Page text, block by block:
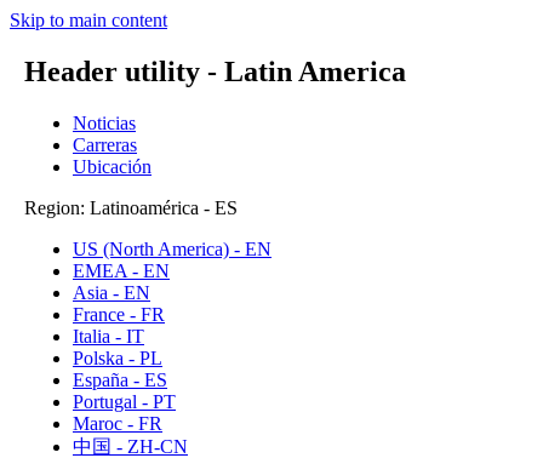
Skip to main content
Header utility - Latin America
Noticias
Carreras
Ubicación
Region: Latinoamérica - ES
US (North America) - EN
EMEA - EN
Asia - EN
France - FR
Italia - IT
Polska - PL
España - ES
Portugal - PT
Maroc - FR
中国 - ZH-CN